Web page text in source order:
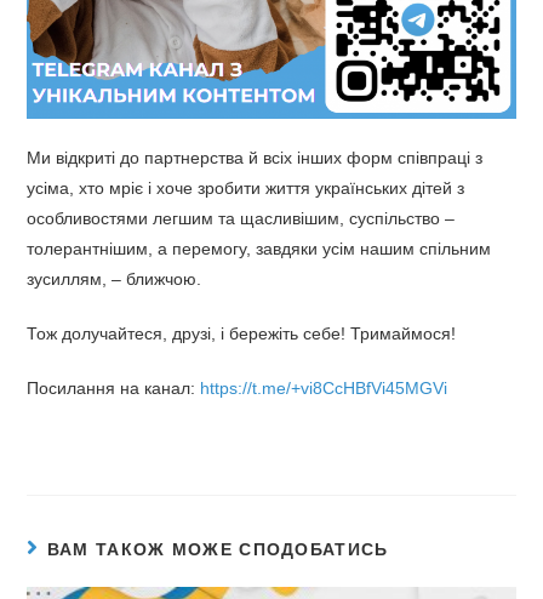
Ми відкриті до партнерства й всіх інших форм співпраці з
усіма, хто мріє і хоче зробити життя українських дітей з
особливостями легшим та щасливішим, суспільство –
толерантнішим, а перемогу, завдяки усім нашим спільним
зусиллям, – ближчою.
Тож долучайтеся, друзі, і бережіть себе! Тримаймося!
Посилання на канал: https://t.me/+vi8CcHBfVi45MGVi
ВАМ ТАКОЖ МОЖЕ СПОДОБАТИСЬ